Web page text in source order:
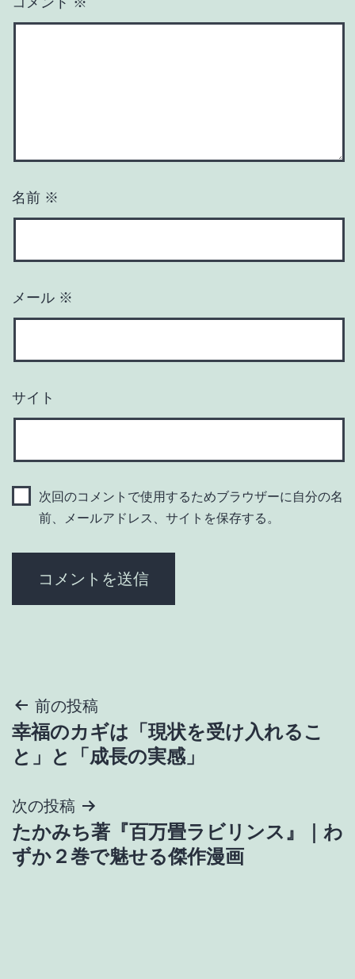
名前 ※
メール ※
サイト
次回のコメントで使用するためブラウザーに自分の名
前、メールアドレス、サイトを保存する。
投
稿
ビ
ゲ
前の投稿
幸福のカギは「現状を受け入れるこ
と」と「成長の実感」
次の投稿
たかみち著『百万畳ラビリンス』｜わ
ずか２巻で魅せる傑作漫画